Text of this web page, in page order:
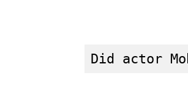
Did actor